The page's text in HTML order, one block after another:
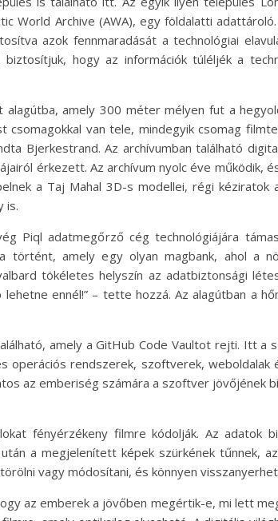
World Archive (AWA), egy földalatti
azok fennmaradását a technológiai
biztosítjuk, hogy az információk túléljék a
amely 300 méter mélyen fut a
van tele, mindegyik csomag
Bjerkestrand. Az archívumban található
érkezett. Az archívum nyolc éve
a Taj Mahal 3D-s modellei, régi kéziratok
is.
Piql adatmegőrző cég technológiájára
történt, amely egy olyan magbank, ahol a
tökéletes helyszín az adatbiztonsági
ennél!” – tette hozzá. Az alagútban a
amely a GitHub Code Vaultot rejti. Itt
rendszerek, szoftverek, weboldalak
az emberiség számára a szoftver jövőjének
fényérzékeny filmre kódolják. Az adatok
a megjelenített képek szürkének tűnnek,
vagy módosítani, és könnyen
az emberek a jövőben megértik-e, mi lett